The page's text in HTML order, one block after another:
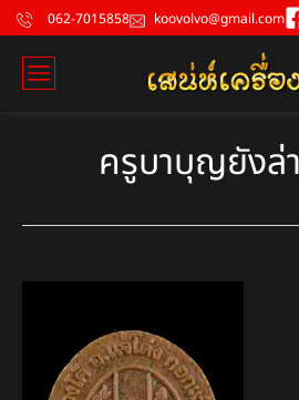
062-7015858 koovolvo@gmail.com
ครูบาบุญยังล่